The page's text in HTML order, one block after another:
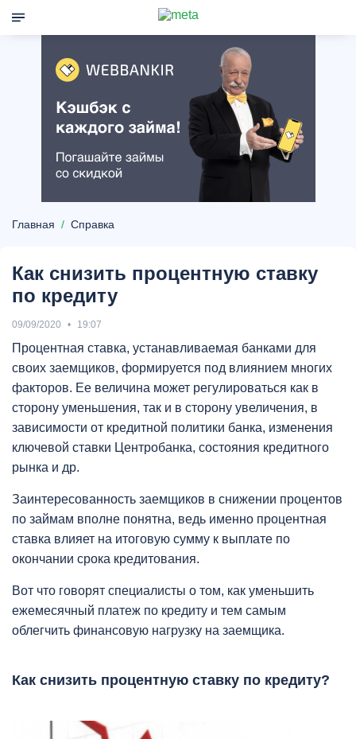
Главная Справка
Как снизить процентную ставку
по кредиту
09/09/2020 19:07
Процентная ставка, устанавливаемая банками для
своих заемщиков, формируется под влиянием многих
факторов. Ее величина может регулироваться как в
сторону уменьшения, так и в сторону увеличения, в
зависимости от кредитной политики банка, изменения
ключевой ставки Центробанка, состояния кредитного
рынка и др.
Заинтересованность заемщиков в снижении процентов
по займам вполне понятна, ведь именно процентная
ставка влияет на итоговую сумму к выплате по
окончании срока кредитования.
Вот что говорят специалисты о том, как уменьшить
ежемесячный платеж по кредиту и тем самым
облегчить финансовую нагрузку на заемщика.
Как снизить процентную ставку по кредиту?